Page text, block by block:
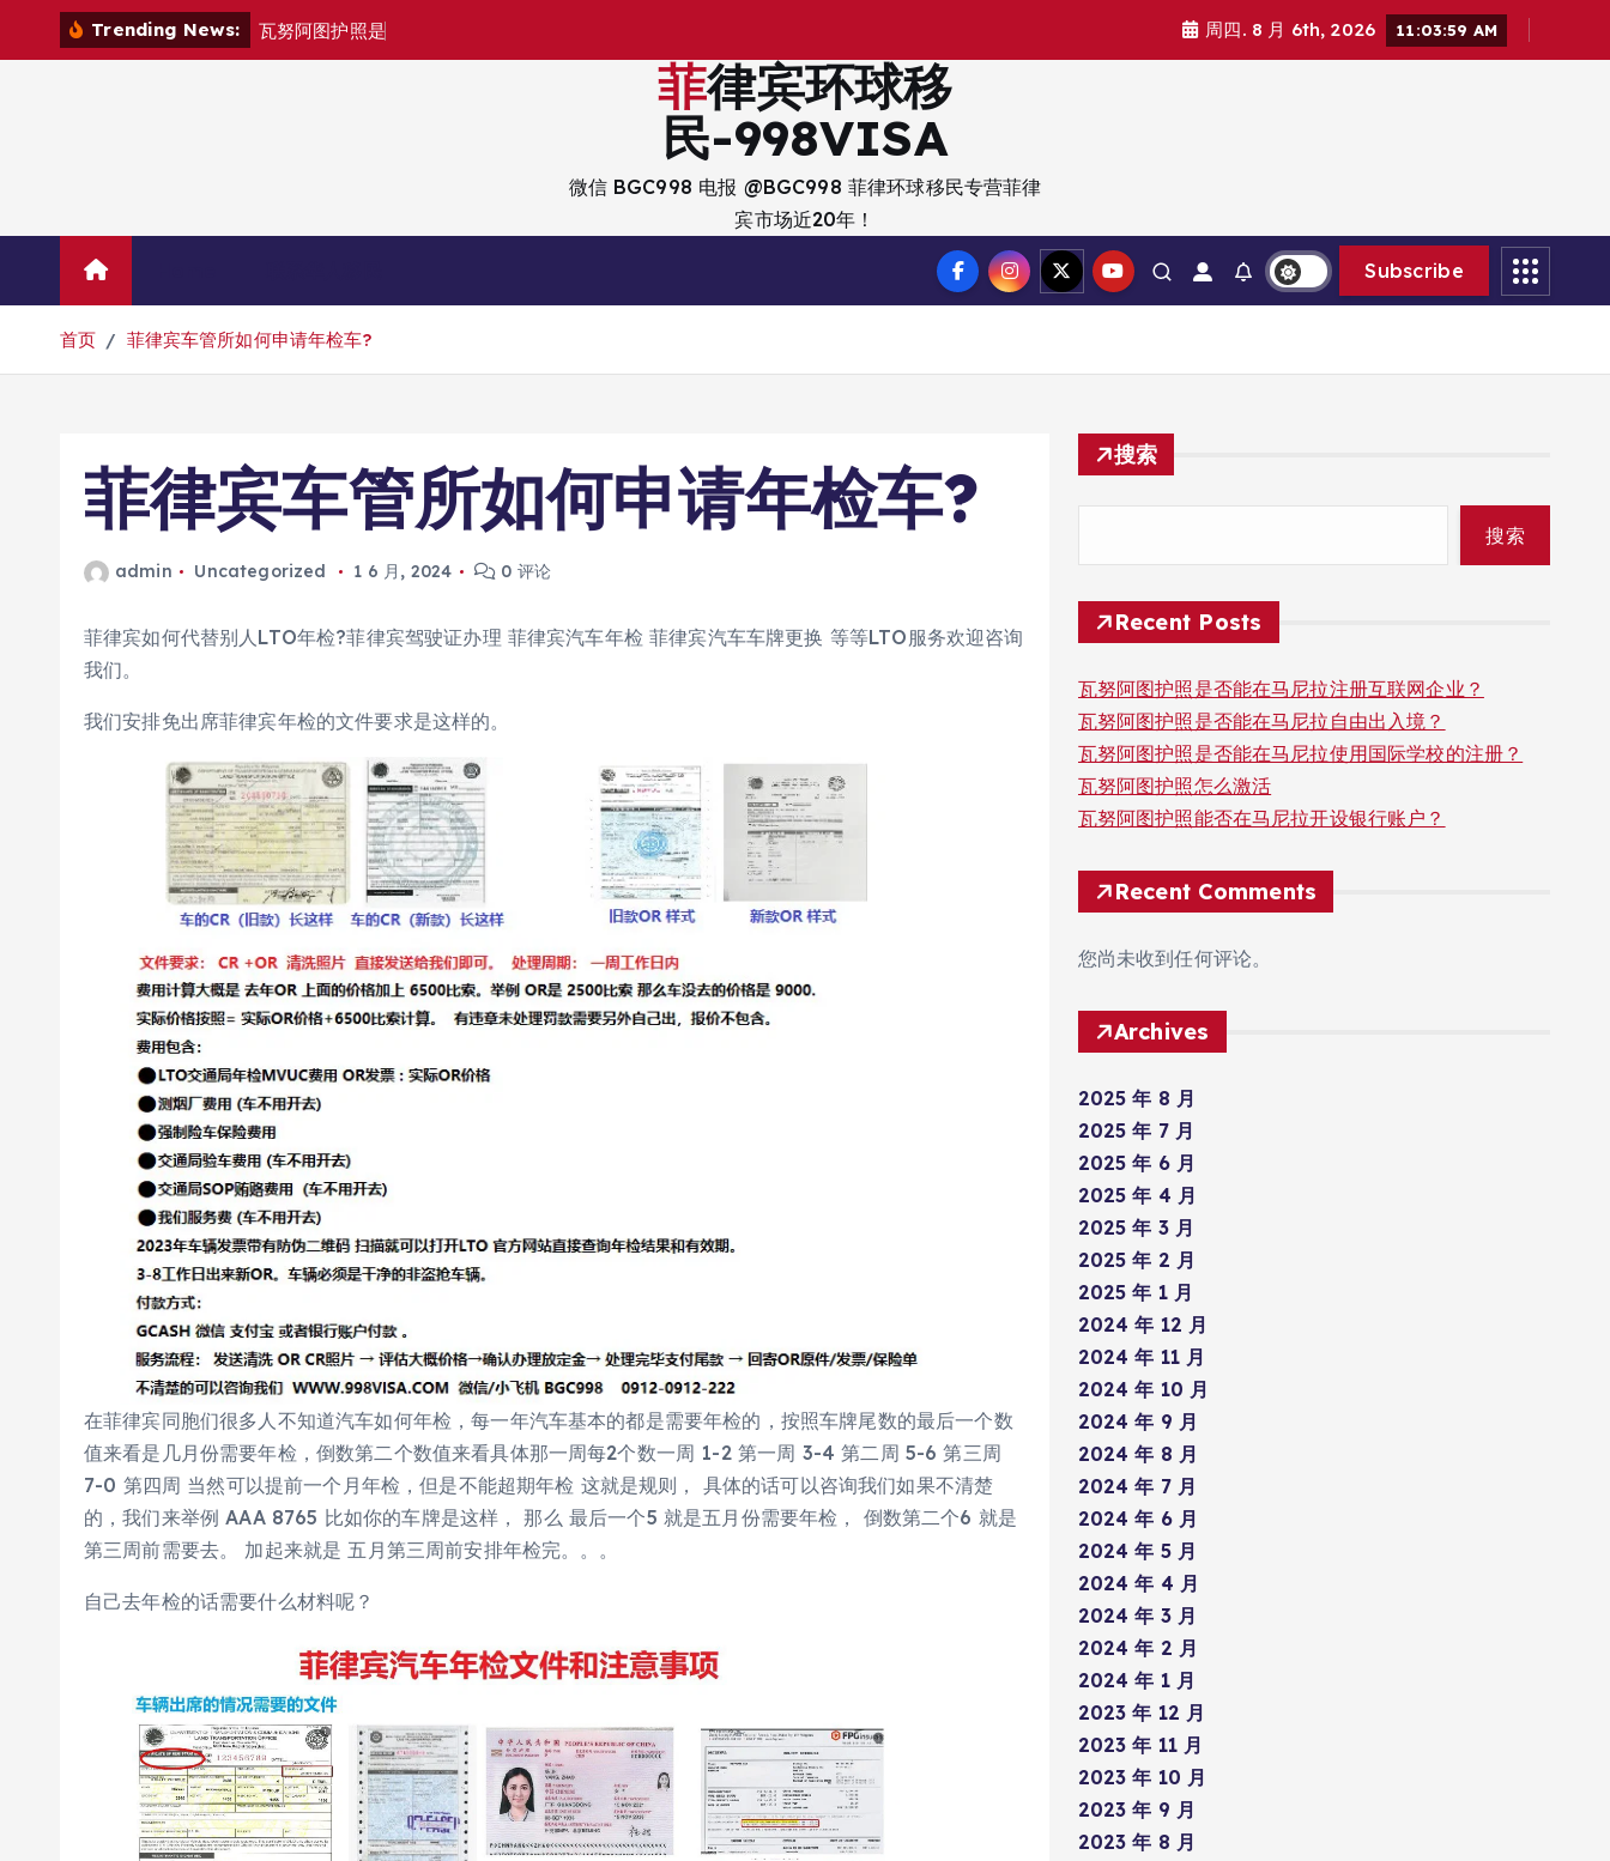
Trending News: 瓦努阿图护照是 周四. 8 月 6th, 2026 11:04:00 AM
菲律宾环球移
民-998VISA
微信 BGC998 电报 @BGC998 菲律环球移民专营菲律
宾市场近20年！
Subscribe
首页 菲律宾车管所如何申请年检车?
菲律宾车管所如何申请年检车?
admin Uncategorized 1 6 月, 2024 0 评论
菲律宾如何代替别人LTO年检?菲律宾驾驶证办理 菲律宾汽车年检 菲律宾汽车车牌更换 等等LTO服务欢迎咨询
我们。
我们安排免出席菲律宾年检的文件要求是这样的。
在菲律宾同胞们很多人不知道汽车如何年检，每一年汽车基本的都是需要年检的，按照车牌尾数的最后一个数
值来看是几月份需要年检，倒数第二个数值来看具体那一周每2个数一周 1-2 第一周 3-4 第二周 5-6 第三周
7-0 第四周 当然可以提前一个月年检，但是不能超期年检 这就是规则， 具体的话可以咨询我们如果不清楚
的，我们来举例 AAA 8765 比如你的车牌是这样， 那么 最后一个5 就是五月份需要年检， 倒数第二个6 就是
第三周前需要去。 加起来就是 五月第三周前安排年检完。。。
自己去年检的话需要什么材料呢？
搜索
搜索
Recent Posts
瓦努阿图护照是否能在马尼拉注册互联网企业？
瓦努阿图护照是否能在马尼拉自由出入境？
瓦努阿图护照是否能在马尼拉使用国际学校的注册？
瓦努阿图护照怎么激活
瓦努阿图护照能否在马尼拉开设银行账户？
Recent Comments
您尚未收到任何评论。
Archives
2025 年 8 月
2025 年 7 月
2025 年 6 月
2025 年 4 月
2025 年 3 月
2025 年 2 月
2025 年 1 月
2024 年 12 月
2024 年 11 月
2024 年 10 月
2024 年 9 月
2024 年 8 月
2024 年 7 月
2024 年 6 月
2024 年 5 月
2024 年 4 月
2024 年 3 月
2024 年 2 月
2024 年 1 月
2023 年 12 月
2023 年 11 月
2023 年 10 月
2023 年 9 月
2023 年 8 月